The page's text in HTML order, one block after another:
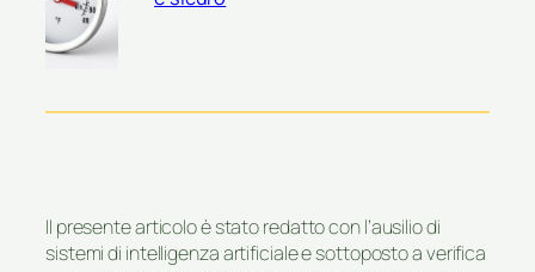
Il presente articolo è stato redatto con l’ausilio di
sistemi di intelligenza artificiale e sottoposto a verifica